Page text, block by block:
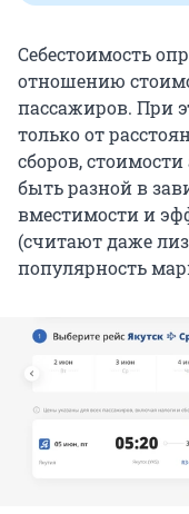
Себестоимость
отношению
пассажиров. При
только от
сборов,
быть разной в
вместимости и
(считают даже
популярность